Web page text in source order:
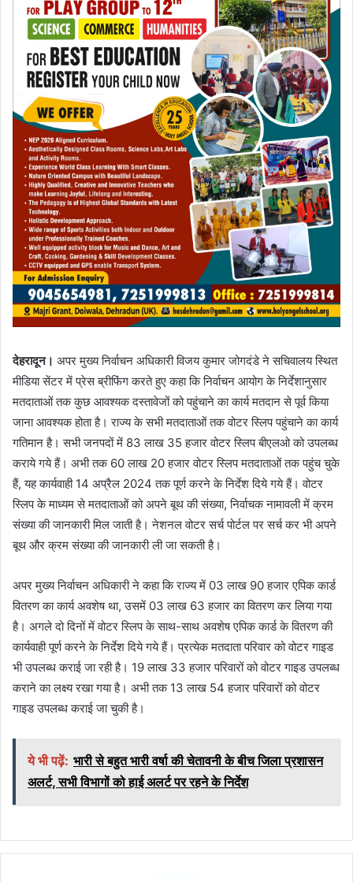
देहरादून। अपर मुख्य निर्वाचन अधिकारी विजय कुमार जोगदंडे ने सचिवालय स्थित
मीडिया सेंटर में प्रेस ब्रीफिंग करते हुए कहा कि निर्वाचन आयोग के निर्देशानुसार
मतदाताओं तक कुछ आवश्यक दस्तावेजों को पहुंचाने का कार्य मतदान से पूर्व किया
जाना आवश्यक होता है। राज्य के सभी मतदाताओं तक वोटर स्लिप पहुंचाने का कार्य
गतिमान है। सभी जनपदों में 83 लाख 35 हजार वोटर स्लिप बीएलओ को उपलब्ध
कराये गये हैं। अभी तक 60 लाख 20 हजार वोटर स्लिप मतदाताओं तक पहुंच चुके
हैं, यह कार्यवाही 14 अप्रैल 2024 तक पूर्ण करने के निर्देश दिये गये हैं। वोटर
स्लिप के माध्यम से मतदाताओं को अपने बूथ की संख्या, निर्वाचक नामावली में क्रम
संख्या की जानकारी मिल जाती है। नेशनल वोटर सर्च पोर्टल पर सर्च कर भी अपने
बूथ और क्रम संख्या की जानकारी ली जा सकती है।
अपर मुख्य निर्वाचन अधिकारी ने कहा कि राज्य में 03 लाख 90 हजार एपिक कार्ड
वितरण का कार्य अवशेष था, उसमें 03 लाख 63 हजार का वितरण कर लिया गया
है। अगले दो दिनों में वोटर स्लिप के साथ-साथ अवशेष एपिक कार्ड के वितरण की
कार्यवाही पूर्ण करने के निर्देश दिये गये हैं। प्रत्येक मतदाता परिवार को वोटर गाइड
भी उपलब्ध कराई जा रही है। 19 लाख 33 हजार परिवारों को वोटर गाइड उपलब्ध
कराने का लक्ष्य रखा गया है। अभी तक 13 लाख 54 हजार परिवारों को वोटर
गाइड उपलब्ध कराई जा चुकी है।
ये भी पढ़ें: भारी से बहुत भारी वर्षा की चेतावनी के बीच जिला प्रशासन
अलर्ट, सभी विभागों को हाई अलर्ट पर रहने के निर्देश